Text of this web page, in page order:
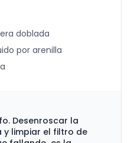
doblada
por arenilla
Desenroscar la
y limpiar el filtro de